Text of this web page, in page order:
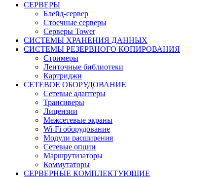
СЕРВЕРЫ
Блейд-сервер
Стоечные серверы
Серверы Tower
СИСТЕМЫ ХРАНЕНИЯ ДАННЫХ
СИСТЕМЫ РЕЗЕРВНОГО КОПИРОВАНИЯ
Стримеры
Ленточные библиотеки
Картриджи
СЕТЕВОЕ ОБОРУДОВАНИЕ
Сетевые адаптеры
Трансиверы
Лицензии
Межсетевые экраны
Wi-Fi оборудование
Модули расширения
Сетевые опции
Маршрутизаторы
Коммутаторы
СЕРВЕРНЫЕ КОМПЛЕКТУЮЩИЕ